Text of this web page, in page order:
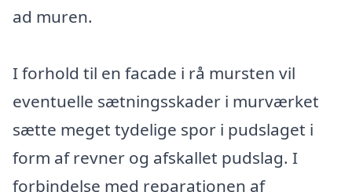
ad muren.
I forhold til en facade i rå mursten vil
eventuelle sætningsskader i murværket
sætte meget tydelige spor i pudslaget i
form af revner og afskallet pudslag. I
forbindelse med reparationen af